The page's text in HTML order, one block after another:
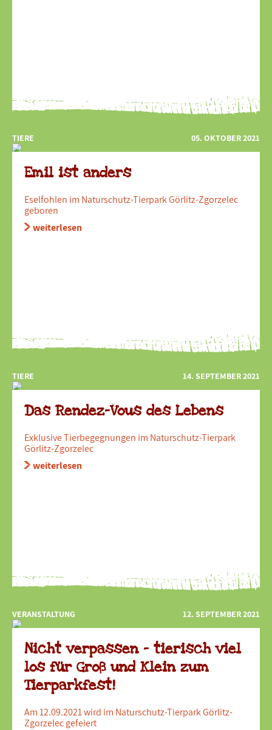
TIERE 05. OKTOBER 2021
Emil ist anders
Eselfohlen im Naturschutz-Tierpark Görlitz-Zgorzelec
geboren
weiterlesen
TIERE 14. SEPTEMBER 2021
Das Rendez-Vous des Lebens
Exklusive Tierbegegnungen im Naturschutz-Tierpark
Görlitz-Zgorzelec
weiterlesen
VERANSTALTUNG 12. SEPTEMBER 2021
Nicht verpassen - tierisch viel
los für Groß und Klein zum
Tierparkfest!
Am 12.09.2021 wird im Naturschutz-Tierpark Görlitz-
Zgorzelec gefeiert